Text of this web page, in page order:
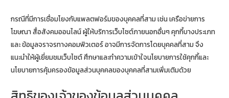
กรณีที่มีการเชื่อมโยงกับแพลตฟอร์มของบุคคลที่สาม เช่น เครือข่ายการ
โฆษณา สื่อสังคมออนไลน์ ผู้ให้บริการเว็บไซต์ภายนอกอื่นๆ คุกกี้บางประเภท
และ ข้อมูลจราจรทางคอมพิวเตอร์ อาจมีการจัดการโดยบุคคลที่สาม จึง
แนะนำให้ผู้เยี่ยมชมเว็บไซต์ ศึกษาและทำความเข้าใจนโยบายการใช้คุกกี้และ
นโยบายการคุ้มครองข้อมูลส่วนบุคคลของบุคคลที่สามเพิ่มเติมด้วย